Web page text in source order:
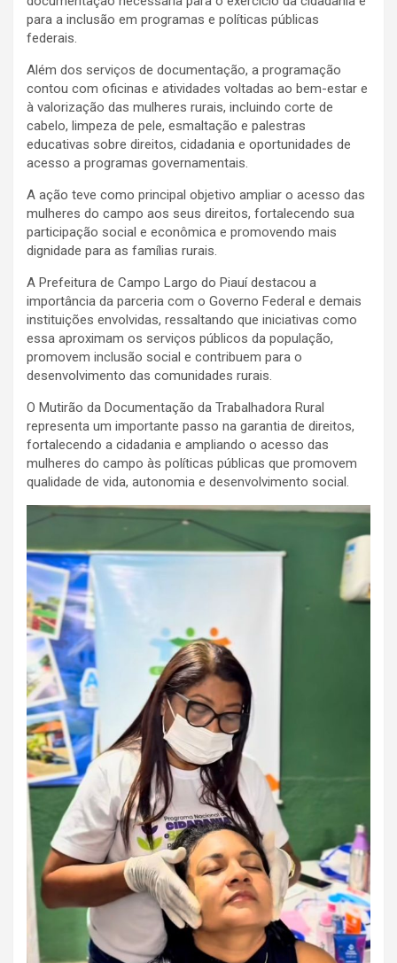
para a inclusão em programas e políticas públicas
federais.
Além dos serviços de documentação, a programação
contou com oficinas e atividades voltadas ao bem-estar e
à valorização das mulheres rurais, incluindo corte de
cabelo, limpeza de pele, esmaltação e palestras
educativas sobre direitos, cidadania e oportunidades de
acesso a programas governamentais.
A ação teve como principal objetivo ampliar o acesso das
mulheres do campo aos seus direitos, fortalecendo sua
participação social e econômica e promovendo mais
dignidade para as famílias rurais.
A Prefeitura de Campo Largo do Piauí destacou a
importância da parceria com o Governo Federal e demais
instituições envolvidas, ressaltando que iniciativas como
essa aproximam os serviços públicos da população,
promovem inclusão social e contribuem para o
desenvolvimento das comunidades rurais.
O Mutirão da Documentação da Trabalhadora Rural
representa um importante passo na garantia de direitos,
fortalecendo a cidadania e ampliando o acesso das
mulheres do campo às políticas públicas que promovem
qualidade de vida, autonomia e desenvolvimento social.